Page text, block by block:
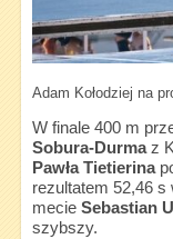
Adam Kołodziej na
W finale 400 m
Sobura-Durmaz
Pawła Tietierina
rezultatem 52,46 s
mecie Sebastian
szybszy.